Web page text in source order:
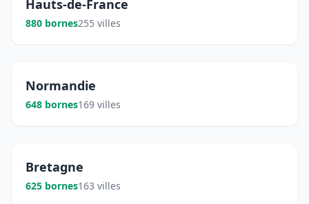
Hauts-de-France
880 bornes255 villes
Normandie
648 bornes169 villes
Bretagne
625 bornes163 villes